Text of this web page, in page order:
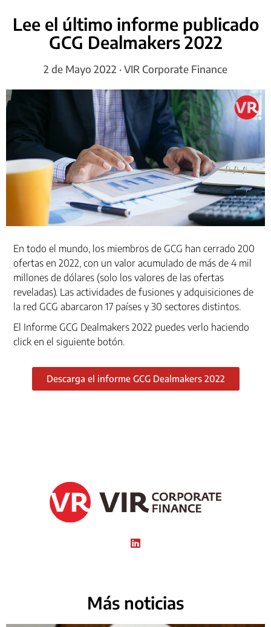
Lee el último informe publicado
GCG Dealmakers 2022
2 de Mayo 2022 · VIR Corporate Finance
En todo el mundo, los miembros de GCG han cerrado 200
ofertas en 2022, con un valor acumulado de más de 4 mil
millones de dólares (solo los valores de las ofertas
reveladas). Las actividades de fusiones y adquisiciones de
la red GCG abarcaron 17 países y 30 sectores distintos.
El Informe GCG Dealmakers 2022 puedes verlo haciendo
click en el siguiente botón.
Descarga el informe GCG Dealmakers 2022
Más noticias